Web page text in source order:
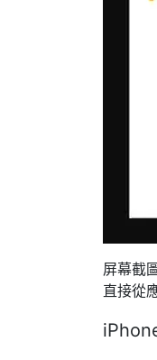
屏幕截
直接從